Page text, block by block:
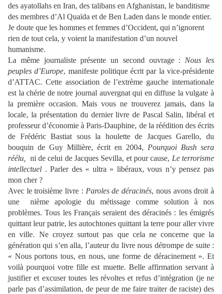
des ayatollahs en Iran, des talibans en Afghanistan, le banditisme
des membres d’Al Quaïda et de Ben Laden dans le monde entier.
Je doute que les hommes et femmes d’Occident, qui n’ignorent
rien de tout cela, y voient la manifestation d’un nouvel
humanisme.
La même journaliste présente un second ouvrage : Nous les
peuples d’Europe, manifeste politique écrit par la vice-présidente
d’ATTAC. Cette association de l’extrème gauche internationale
est la chérie de notre journal auvergnat qui en diffuse la vulgate à
la première occasion. Mais vous ne trouverez jamais, dans la
locale, la présentation du dernier livre de Pascal Salin, libéral et
professeur d’économie à Paris-Dauphine, de la réédition des écrits
de Frédéric Bastiat sous la houlette de Jacques Garello, du
bouquin de Guy Millière, écrit en 2004, Pourquoi Bush sera
réélu,
ni de celui de Jacques Sevilla, et pour cause, Le terrorisme
intellectuel . Parler des « ultra » libéraux, vous n’y pensez pas
mon cher ?
Avec le troisième livre : Paroles de déracinés, nous avons droit à
une
nième apologie du métissage comme solution à nos
problèmes. Tous les Français seraient des déracinés : les émigrés
quittant leur patrie, les autochtones quittant la terre pour aller vivre
en ville. Ne croyez surtout pas que cela ne concerne que la
génération qui s’en alla, l’auteur du livre nous détrompe de suite :
« Nous portons tous, en nous, une forme de déracinement ». Et
voilà pourquoi votre fille est muette. Belle affirmation servant à
justifier et excuser toutes les révoltes et refus d’intégration (je ne
parle pas d’assimilation, de peur de me faire traiter de raciste) des